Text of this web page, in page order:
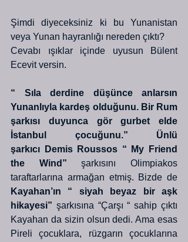
Şimdi diyeceksiniz ki bu Yunanistan
veya Yunan hayranlığı nereden çıktı?
Cevabı ışıklar içinde uyusun Bülent
Ecevit versin.
“ Sıla derdine düşünce anlarsın
Yunanlıyla kardeş olduğunu. Bir Rum
şarkısı duyunca gör gurbet elde
İstanbul çocuğunu.” Ünlü
şarkıcı Demis Roussos “ My Friend
the Wind” şarkısını Olimpiakos
taraftarlarına armağan etmiş. Bizde de
Kayahan’ın “ siyah beyaz bir aşk
hikayesi” şarkısına “Çarşı “ sahip çıktı
Kayahan da sizin olsun dedi. Ama esas
Pireli çocuklara, rüzgarın çocuklarına